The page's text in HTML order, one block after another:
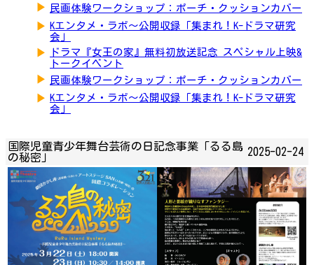
▶ 民画体験ワークショップ：ポーチ・クッションカバー
▶ Kエンタメ・ラボ～公開収録「集まれ！K-ドラマ研究
会」
▶
ドラマ『女王の家』無料初放送記念 スペシャル上映&
トークイベント
▶ 民画体験ワークショップ：ポーチ・クッションカバー
▶ Kエンタメ・ラボ～公開収録「集まれ！K-ドラマ研究
会」
国際児童青少年舞台芸術の日記念事業「るる島
の秘密」
2025-02-24